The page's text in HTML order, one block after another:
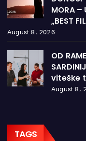
MORA –
„BEST
August 8, 2026
OD
viteške
August 8,
TAGS